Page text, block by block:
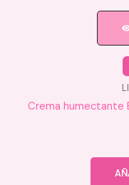
Crema humectante